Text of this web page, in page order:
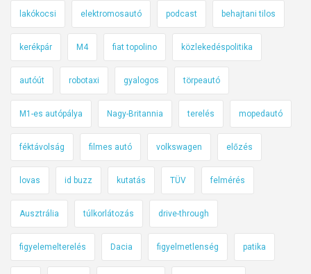
lakókocsi elektromosautó podcast behajtani tilos
kerékpár M4 fiat topolino közlekedéspolitika
autóút robotaxi gyalogos törpeautó
M1-es autópálya Nagy-Britannia terelés mopedautó
féktávolság filmes autó volkswagen előzés
lovas id buzz kutatás TÜV felmérés
Ausztrália túlkorlátozás drive-through
figyelemelterelés Dacia figyelmetlenség patika